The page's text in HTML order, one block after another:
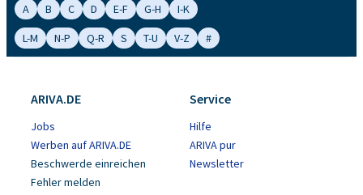
A B C D E-F G-H
I-K
L-M
N-P Q-R S T-U V-Z #
ARIVA.DE
Jobs
Werben auf ARIVA.DE
Beschwerde einreichen
Fehler melden
Service
Hilfe
ARIVA pur
Newsletter